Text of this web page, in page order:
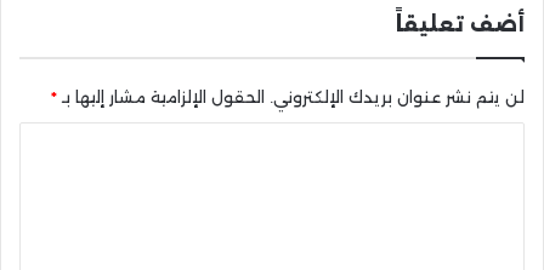
أضف تعليقاً
لن يتم نشر عنوان بريدك الإلكتروني. الحقول الإلزامية مشار إليها بـ*